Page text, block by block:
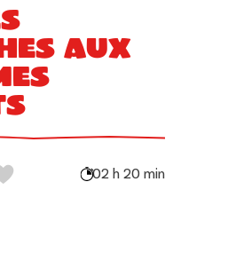
aux
02 h 20 min